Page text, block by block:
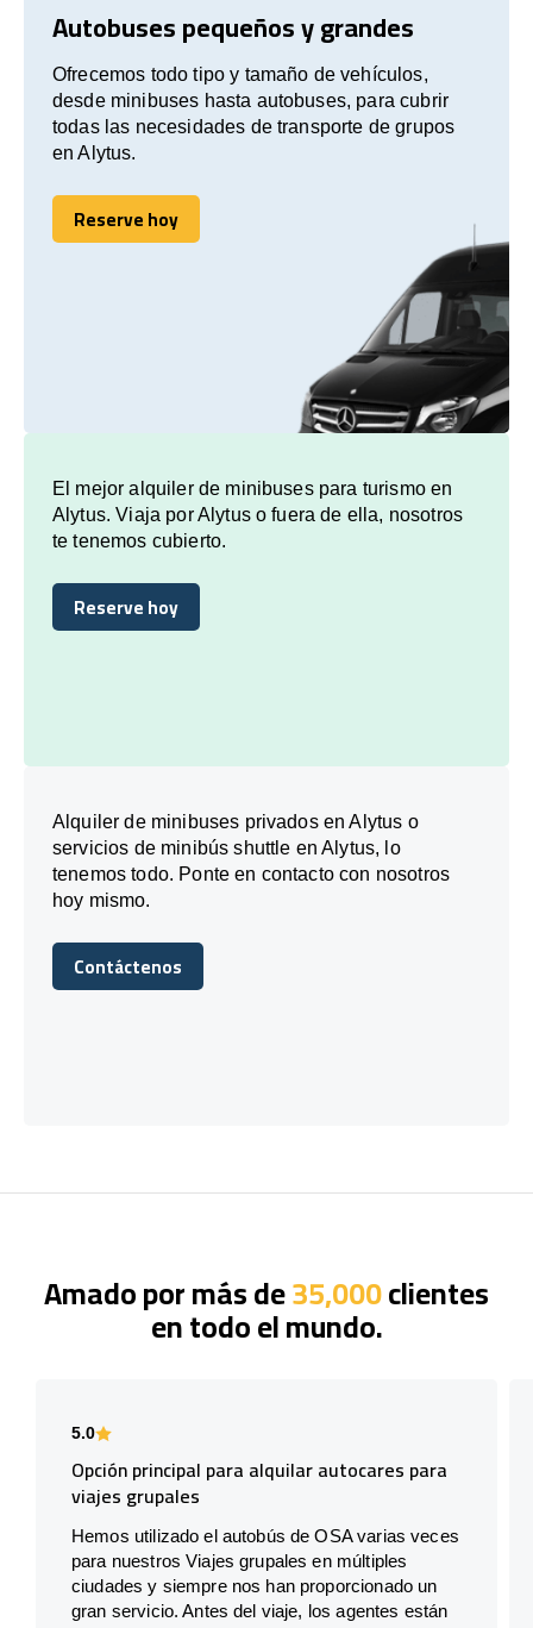
Autobuses pequeños y grandes
Ofrecemos todo tipo y tamaño de vehículos,
desde minibuses hasta autobuses, para cubrir
todas las necesidades de transporte de grupos
en Alytus.
Reserve hoy
Reserve hoy
El mejor alquiler de minibuses para turismo en
Alytus. Viaja por Alytus o fuera de ella, nosotros
te tenemos cubierto.
Reserve hoy
Reserve hoy
Alquiler de minibuses privados en Alytus o
servicios de minibús shuttle en Alytus, lo
tenemos todo. Ponte en contacto con nosotros
hoy mismo.
Contáctenos
Contáctenos
Amado por más de35,000clientes
en todo el mundo.
5.0
Opción principal para alquilar autocares para
viajes grupales
Hemos utilizado el autobús de OSA varias veces
para nuestros Viajes grupales en múltiples
ciudades y siempre nos han proporcionado un
gran servicio. Antes del viaje, los agentes están